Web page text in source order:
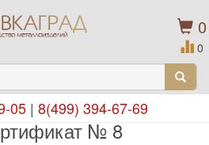
0
0
05| 8(499) 394-67-69
№ 8